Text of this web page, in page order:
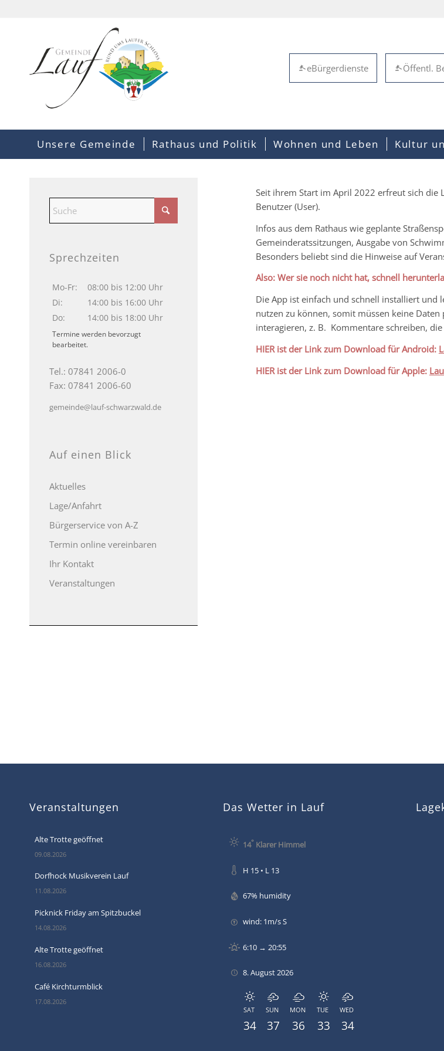
Öffentl.
eBürgerdienste
Unsere Gemeinde Rathaus und Politik Wohnen und Leben Kultur
Seit ihrem Start im April 2022 erfreut sich die
Benutzer (User).
Infos aus dem Rathaus wie geplante
Gemeinderatssitzungen, Ausgabe von
Besonders beliebt sind die Hinweise auf
Also: Wer sie noch nicht hat, schnell
Die App ist einfach und schnell installiert und
nutzen zu können, somit müssen keine
interagieren, z. B. Kommentare schreiben,
HIER ist der Link zum Download für Android:
HIER ist der Link zum Download für Apple:
Sprechzeiten
Mo-Fr:
08:00 bis 12:00 Uhr
Di:
14:00 bis 16:00 Uhr
Do:
14:00 bis 18:00 Uhr
Termine werden bevorzugt
bearbeitet.
Tel.: 07841 2006-0
Fax: 07841 2006-60
gemeinde@lauf-schwarzwald.de
Auf einen Blick
Aktuelles
Lage/Anfahrt
Bürgerservice von A-Z
Termin online vereinbaren
Ihr Kontakt
Veranstaltungen
Veranstaltungen
Alte Trotte geöffnet
09.08.2026
Dorfhock Musikverein Lauf
11.08.2026
Picknick Friday am Spitzbuckel
14.08.2026
Alte Trotte geöffnet
16.08.2026
Café Kirchturmblick
17.08.2026
Das Wetter in Lauf
14° Klarer Himmel
H 15 • L 13
67% humidity
wind: 1m/s S
6:10 → 20:55
8. August 2026
SAT
34
SUN
37
MON
36
TUE
33
WED
34